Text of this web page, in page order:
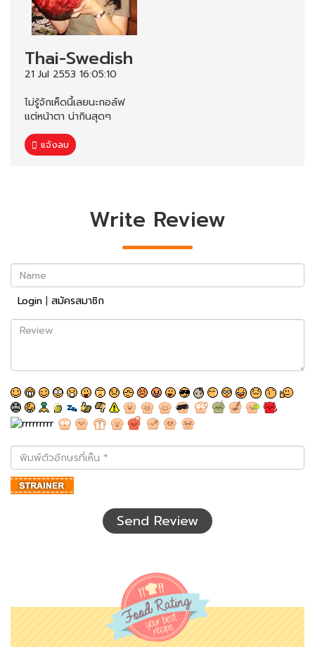
Thai-Swedish
21 Jul 2553 16:05:10
ไม่รู้จักเห็ดนี้เลยนะกอล์ฟ
แต่หน้าตา น่ากินสุดๆ
แจ้งลบ
Write Review
Name
Login | สมัครสมาชิก
Review
พิมพ์
ตัว
อักษร
ที่
Send Review